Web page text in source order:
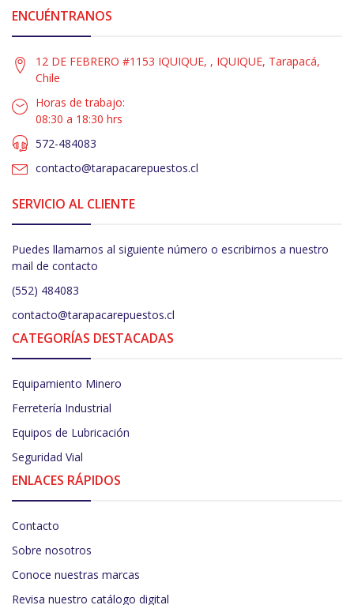
ENCUÉNTRANOS
12 DE FEBRERO #1153 IQUIQUE, , IQUIQUE, Tarapacá,
Chile
Horas de trabajo:
08:30 a 18:30 hrs
572-484083
contacto@tarapacarepuestos.cl
SERVICIO AL CLIENTE
Puedes llamarnos al siguiente número o escribirnos a nuestro
mail de contacto
(552) 484083
contacto@tarapacarepuestos.cl
CATEGORÍAS DESTACADAS
Equipamiento Minero
Ferretería Industrial
Equipos de Lubricación
Seguridad Vial
ENLACES RÁPIDOS
Contacto
Sobre nosotros
Conoce nuestras marcas
Revisa nuestro catálogo digital